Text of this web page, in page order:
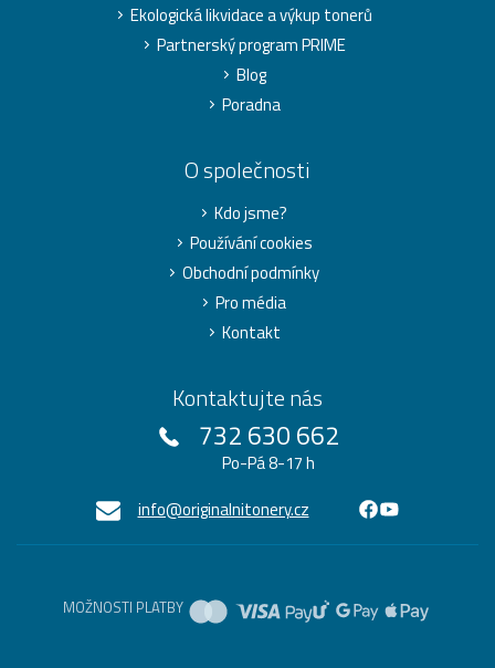
Ekologická likvidace a výkup tonerů
Partnerský program PRIME
Blog
Poradna
O společnosti
Kdo jsme?
Používání cookies
Obchodní podmínky
Pro média
Kontakt
Kontaktujte nás
732 630 662
Po-Pá 8-17 h
info@originalnitonery.cz
MOŽNOSTI PLATBY